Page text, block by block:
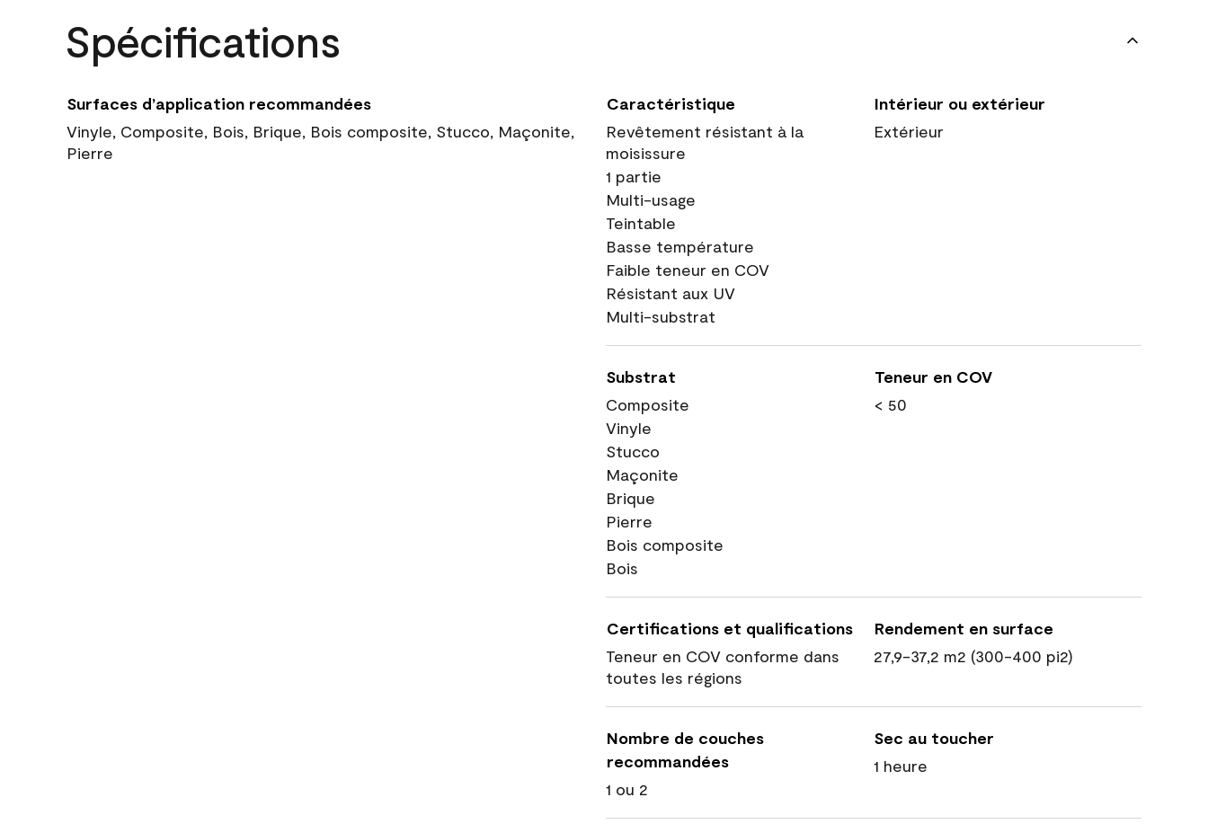
Spécifications
Surfaces d’application recommandées
Vinyle, Composite, Bois, Brique, Bois composite, Stucco, Maçonite,
Pierre
Caractéristique
Revêtement résistant à la
moisissure
1 partie
Multi-usage
Teintable
Basse température
Faible teneur en COV
Résistant aux UV
Multi-substrat
Intérieur ou extérieur
Extérieur
Substrat
Composite
Vinyle
Stucco
Maçonite
Brique
Pierre
Bois composite
Bois
Teneur en COV
< 50
Certifications et qualifications
Teneur en COV conforme dans
toutes les régions
Rendement en surface
27,9-37,2 m2 (300-400 pi2)
Nombre de couches
recommandées
1 ou 2
Sec au toucher
1 heure